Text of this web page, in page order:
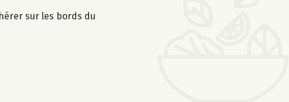
sur les bords du